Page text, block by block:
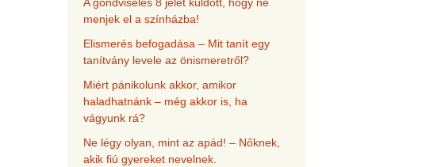
menjek el a színházba!
Elismerés befogadása – Mit tanít egy
tanítvány levele az önismeretről?
Miért pánikolunk akkor, amikor
haladhatnánk – még akkor is, ha
vágyunk rá?
Ne légy olyan, mint az apád! – Nőknek,
akik fiú gyereket nevelnek.